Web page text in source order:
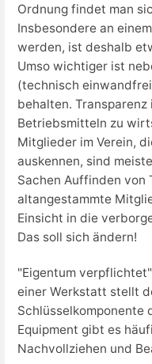
Ordnung findet man
Insbesondere an
werden, ist deshalb
Umso wichtiger ist
(technisch
behalten.
Betriebsmitteln zu
Mitglieder im Verein,
auskennen, sind
Sachen Auffinden von
altangestammte
Einsicht in die
Das soll sich ändern!
"Eigentum
einer Werkstatt stellt
Schlüsselkomponente
Equipment gibt es
Nachvollziehen und